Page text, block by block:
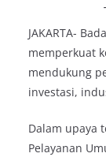
JAKARTA-
memperkuat
mendukung
investasi,
Dalam upaya
Pelayanan